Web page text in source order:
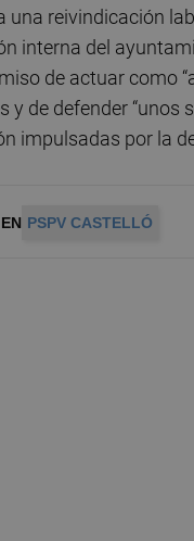
una reivindicación
interna del
de actuar como
y de defender
impulsadas por la
PSPV CASTELLÓ